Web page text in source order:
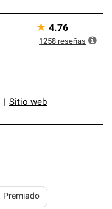
Sitio web
★ 4.76
1258 reseñas
Premiado